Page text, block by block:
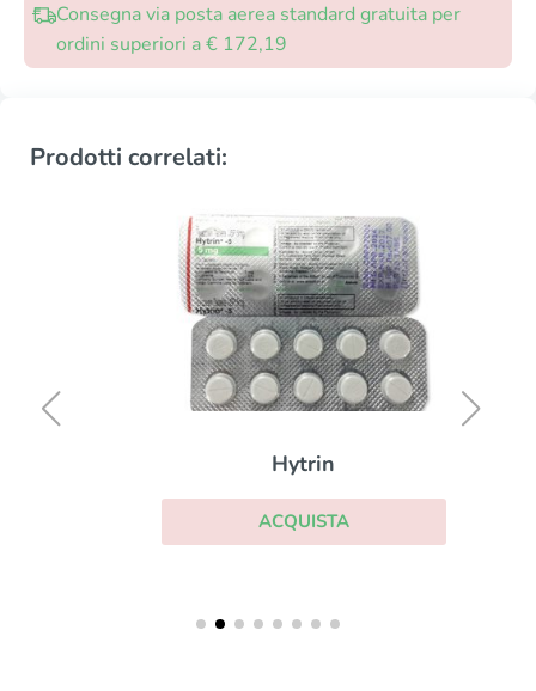
Consegna via posta aerea standard gratuita per
ordini superiori a € 172,19
Prodotti correlati:
Hytrin
ACQUISTA